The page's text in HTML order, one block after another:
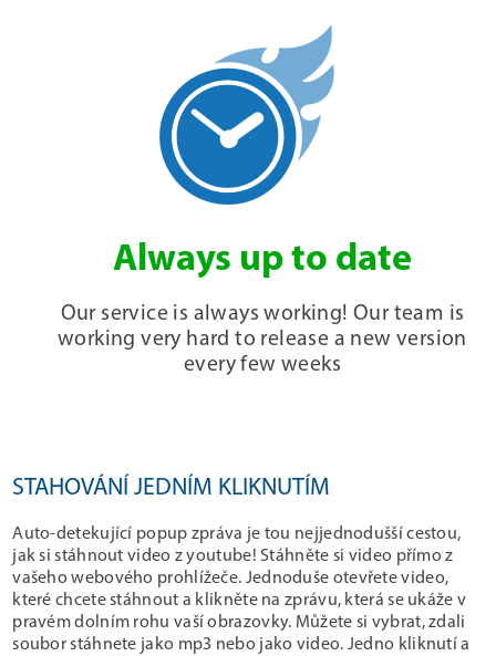
Always up to date
Our service is always working! Our team is
working very hard to release a new version
every few weeks
STAHOVÁNÍ JEDNÍM KLIKNUTÍM
Auto-detekující popup zpráva je tou nejjednodušší cestou,
jak si stáhnout video z youtube! Stáhněte si video přímo z
vašeho webového prohlížeče. Jednoduše otevřete video,
které chcete stáhnout a klikněte na zprávu, která se ukáže v
pravém dolním rohu vaší obrazovky. Můžete si vybrat, zdali
soubor stáhnete jako mp3 nebo jako video. Jedno kliknutí a